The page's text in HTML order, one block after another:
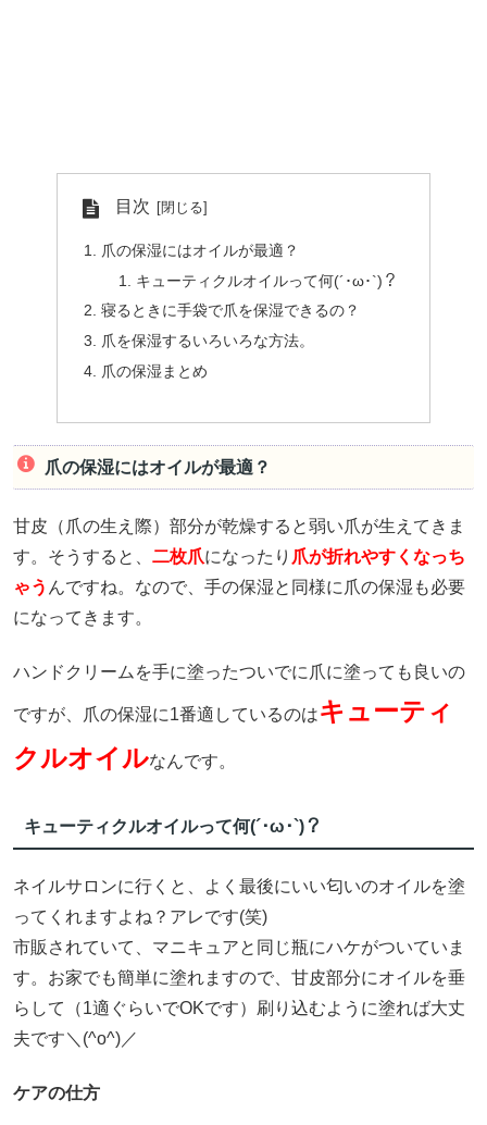
目次
爪の保湿にはオイルが最適？
キューティクルオイルって何(´･ω･`)？
寝るときに手袋で爪を保湿できるの？
爪を保湿するいろいろな方法。
爪の保湿まとめ
爪の保湿にはオイルが最適？
甘皮（爪の生え際）部分が乾燥すると弱い爪が生えてきま
す。そうすると、 二枚爪になったり 爪が折れやすくなっち
ゃう んですね。なので、手の保湿と同様に爪の保湿も必要
になってきます。
ハンドクリームを手に塗ったついでに爪に塗っても良いの
ですが、爪の保湿に1番適しているのはキューティ
クルオイルなんです。
キューティクルオイルって何(´･ω･`)？
ネイルサロンに行くと、よく最後にいい匂いのオイルを塗
ってくれますよね？アレです(笑)
市販されていて、マニキュアと同じ瓶にハケがついていま
す。お家でも簡単に塗れますので、甘皮部分にオイルを垂
らして（1適ぐらいでOKです）刷り込むように塗れば大丈
夫です＼(^o^)／
ケアの仕方